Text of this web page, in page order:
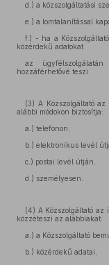
d.) a közszolgáltatási
e.) a lomtalanítással
f.) - ha a
közérdekű adatokat
az
hozzáférhetővé teszi.
(3) A Közszolgáltató
alábbi módokon biztosítja:
a.) telefonon,
b.) elektronikus levél
c.) postai levél útján,
d.) személyesen.
(4) A Közszolgáltató az
közzéteszi az alábbiakat:
a.) a Közszolgáltató
b.) közérdekű adatai,